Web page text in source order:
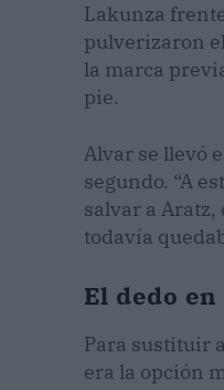
Lakunza
pulverizaron
la marca
pie.
Alvar se llevó
segundo. “A
salvar a
todavía
El dedo
Para sustituir
era la opción